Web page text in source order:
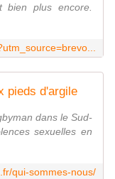
plus encore.
pieds d'argile
dans le Sud-
sexuelles en
qui-sommes-nous/